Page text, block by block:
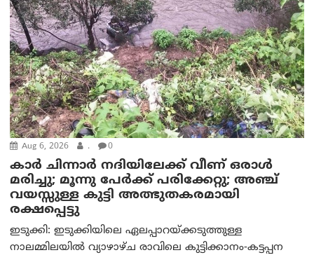
Aug 6, 2026 . 0
കാര്‍ ചിന്നാര്‍ നദിയിലേക്ക് വീണ് ഒരാള്‍
മരിച്ചു; മൂന്നു പേര്‍ക്ക് പരിക്കേറ്റു; അഞ്ച്
വയസ്സുള്ള കുട്ടി അത്ഭുതകരമായി
രക്ഷപ്പെട്ടു
ഇടുക്കി: ഇടുക്കിയിലെ ഏലപ്പാറയ്ക്കടുത്തുള്ള
നാലമ്മിലയിൽ വ്യാഴാഴ്ച രാവിലെ കുട്ടിക്കാനം-കട്ടപ്പന